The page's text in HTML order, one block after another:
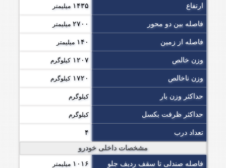
ارتفاع ۱۴۳۵ میلیمتر
فاصله بین دو محور ۲۷۰۰ میلیمتر
فاصله از زمین ۱۴۰ میلیمتر
وزن خالص ۱۲۰۷ کیلوگرم
وزن ناخالص ۱۷۲۰ کیلوگرم
حداکثر وزن بار کیلوگرم
حداکثر ظرفت بکسل کیلوگرم
تعداد درب ۴
مشخصات داخلی خودرو
فاصله صندلی تا سقف ردیف جلو ۱۰۱۶ میلیمتر